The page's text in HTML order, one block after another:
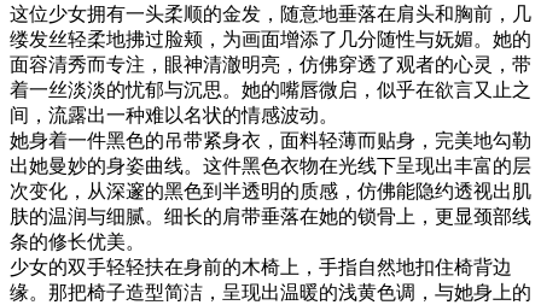
这位少女拥有一头柔顺的金发，随意地垂落在肩头和胸前，几
缕发丝轻柔地拂过脸颊，为画面增添了几分随性与妩媚。她的
面容清秀而专注，眼神清澈明亮，仿佛穿透了观者的心灵，带
着一丝淡淡的忧郁与沉思。她的嘴唇微启，似乎在欲言又止之
间，流露出一种难以名状的情感波动。
她身着一件黑色的吊带紧身衣，面料轻薄而贴身，完美地勾勒
出她曼妙的身姿曲线。这件黑色衣物在光线下呈现出丰富的层
次变化，从深邃的黑色到半透明的质感，仿佛能隐约透视出肌
肤的温润与细腻。细长的肩带垂落在她的锁骨上，更显颈部线
条的修长优美。
少女的双手轻轻扶在身前的木椅上，手指自然地扣住椅背边
缘。那把椅子造型简洁，呈现出温暖的浅黄色调，与她身上的